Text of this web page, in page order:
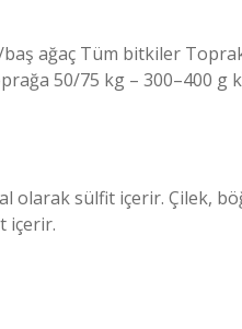
ağaç Tüm bitkiler
50/75 kg – 300–400 g
olarak sülfit içerir. Çilek,
içerir.